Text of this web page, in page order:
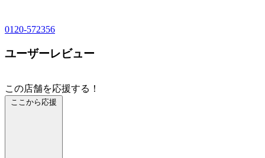
0120-572356
ユーザーレビュー
この店舗を応援する！
ここから応援